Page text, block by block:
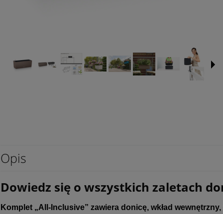
Opis
Dowiedz się o wszystkich zaletach
Komplet „All-Inclusive” zawiera donicę, wkład